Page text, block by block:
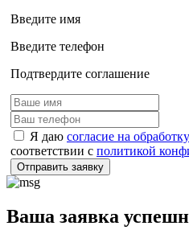
Введите имя
Введите телефон
Подтвердите соглашение
Я даю согласие на
соответствии с политикой
Отправить заявку
Ваша заявка